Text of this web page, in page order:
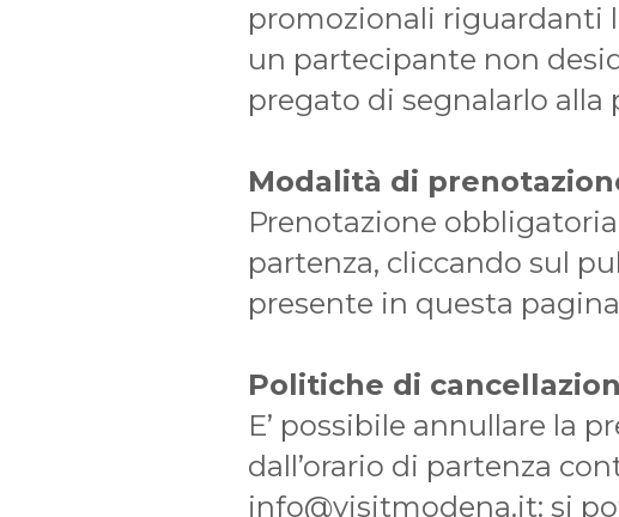
promozionali riguardanti
un partecipante non
pregato di segnalarlo alla
Modalità di
Prenotazione
partenza, cliccando sul
presente in questa
Politiche di
E’ possibile annullare la
dall’orario di partenza
info@visitmodena.it: si